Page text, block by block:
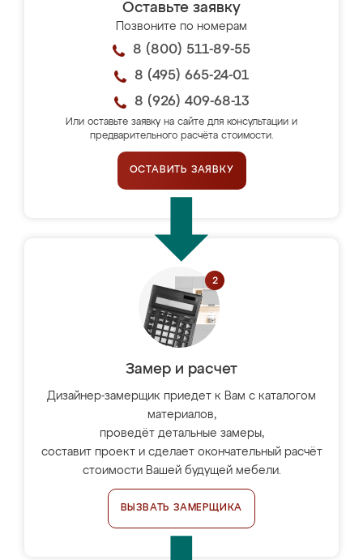
Оставьте заявку
Позвоните по номерам
8 (800) 511-89-55
8 (495) 665-24-01
8 (926) 409-68-13
Или оставьте заявку на сайте для консультации и
предварительного расчёта стоимости.
ОСТАВИТЬ ЗАЯВКУ
Замер и расчет
Дизайнер-замерщик приедет к Вам с каталогом
материалов,
проведёт детальные замеры,
составит проект и сделает окончательный расчёт
стоимости Вашей будущей мебели.
ВЫЗВАТЬ ЗАМЕРЩИКА